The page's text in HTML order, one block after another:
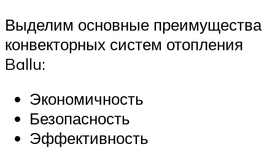
Выделим основные преимущества
конвекторных систем отопления
Ballu:
Экономичность
Безопасность
Эффективность